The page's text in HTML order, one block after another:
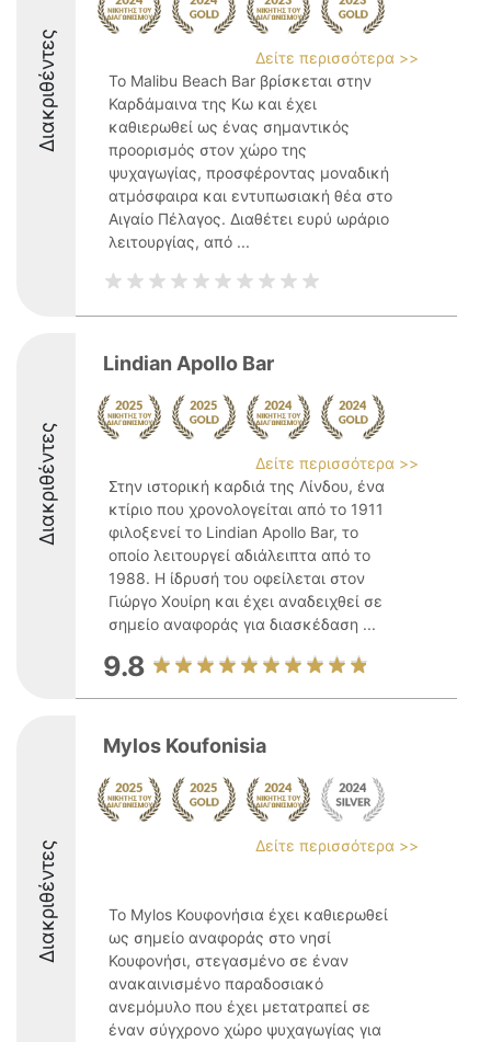
Διακριθέντες
Δείτε περισσότερα >>
Το Malibu Beach Bar βρίσκεται στην
Καρδάμαινα της Κω και έχει
καθιερωθεί ως ένας σημαντικός
προορισμός στον χώρο της
ψυχαγωγίας, προσφέροντας μοναδική
ατμόσφαιρα και εντυπωσιακή θέα στο
Αιγαίο Πέλαγος. Διαθέτει ευρύ ωράριο
λειτουργίας, από ...
Διακριθέντες
Lindian Apollo Bar
Δείτε περισσότερα >>
Στην ιστορική καρδιά της Λίνδου, ένα
κτίριο που χρονολογείται από το 1911
φιλοξενεί το Lindian Apollo Bar, το
οποίο λειτουργεί αδιάλειπτα από το
1988. Η ίδρυσή του οφείλεται στον
Γιώργο Χουίρη και έχει αναδειχθεί σε
σημείο αναφοράς για διασκέδαση ...
9.8
Διακριθέντες
Mylos Koufonisia
Δείτε περισσότερα >>
Το Mylos Κουφονήσια έχει καθιερωθεί
ως σημείο αναφοράς στο νησί
Κουφονήσι, στεγασμένο σε έναν
ανακαινισμένο παραδοσιακό
ανεμόμυλο που έχει μετατραπεί σε
έναν σύγχρονο χώρο ψυχαγωγίας για